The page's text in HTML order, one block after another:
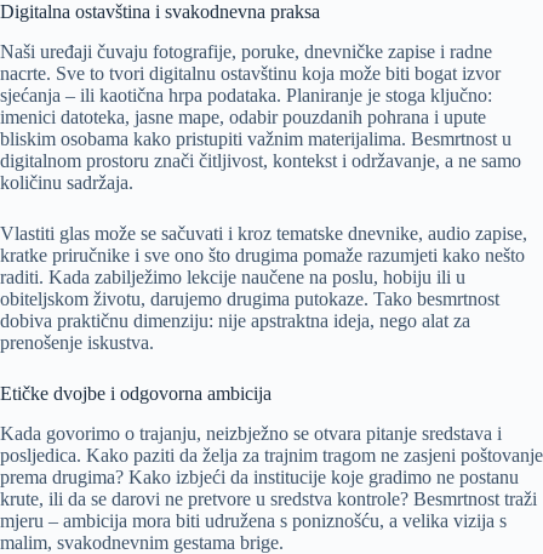
Digitalna ostavština i svakodnevna praksa
Naši uređaji čuvaju fotografije, poruke, dnevničke zapise i radne
nacrte. Sve to tvori digitalnu ostavštinu koja može biti bogat izvor
sjećanja – ili kaotična hrpa podataka. Planiranje je stoga ključno:
imenici datoteka, jasne mape, odabir pouzdanih pohrana i upute
bliskim osobama kako pristupiti važnim materijalima. Besmrtnost u
digitalnom prostoru znači čitljivost, kontekst i održavanje, a ne samo
količinu sadržaja.
Vlastiti glas može se sačuvati i kroz tematske dnevnike, audio zapise,
kratke priručnike i sve ono što drugima pomaže razumjeti kako nešto
raditi. Kada zabilježimo lekcije naučene na poslu, hobiju ili u
obiteljskom životu, darujemo drugima putokaze. Tako besmrtnost
dobiva praktičnu dimenziju: nije apstraktna ideja, nego alat za
prenošenje iskustva.
Etičke dvojbe i odgovorna ambicija
Kada govorimo o trajanju, neizbježno se otvara pitanje sredstava i
posljedica. Kako paziti da želja za trajnim tragom ne zasjeni poštovanje
prema drugima? Kako izbjeći da institucije koje gradimo ne postanu
krute, ili da se darovi ne pretvore u sredstva kontrole? Besmrtnost traži
mjeru – ambicija mora biti udružena s poniznošću, a velika vizija s
malim, svakodnevnim gestama brige.